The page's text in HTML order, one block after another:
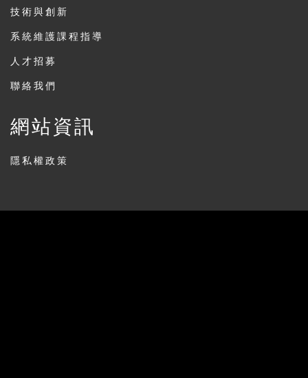
技術與創新
系統維護課程指導
人才招募
聯絡我們
網站資訊
隱私權政策